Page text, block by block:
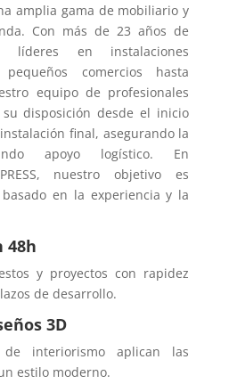
amplia gama de mobiliario y
Con más de 23 años de
líderes en instalaciones
comercios hasta
equipo de profesionales
disposición desde el inicio
final, asegurando la
apoyo logístico. En
nuestro objetivo es
en la experiencia y la
48h
y proyectos con rapidez
de desarrollo.
3D
de interiorismo aplican las
estilo moderno.